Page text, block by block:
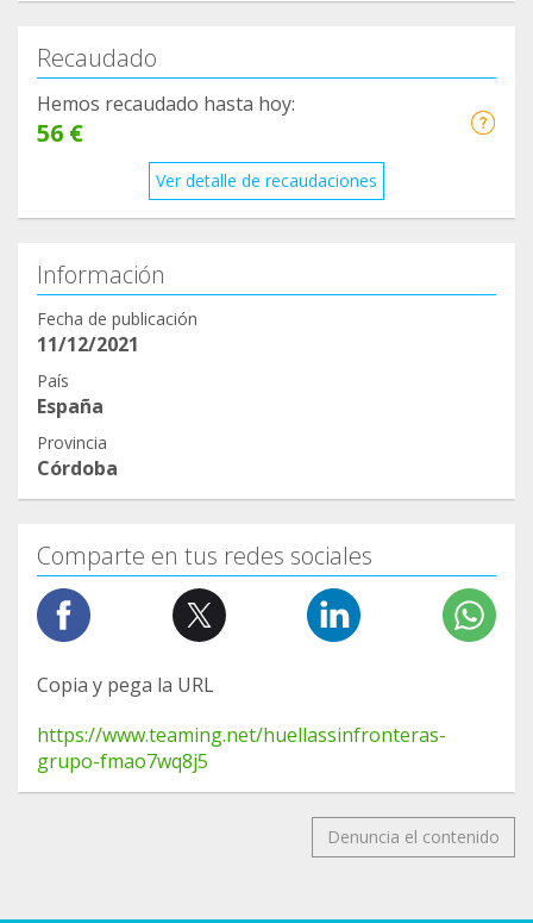
Recaudado
Hemos recaudado hasta hoy:
56 €
Ver detalle de recaudaciones
Información
Fecha de publicación
11/12/2021
País
España
Provincia
Córdoba
Comparte en tus redes sociales
Copia y pega la URL
https://www.teaming.net/huellassinfronteras-
grupo-fmao7wq8j5
Denuncia el contenido